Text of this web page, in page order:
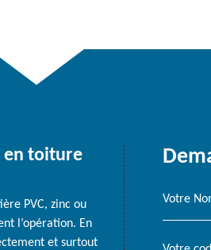
en toiture
PVC, zinc ou
l’opération. En
et surtout